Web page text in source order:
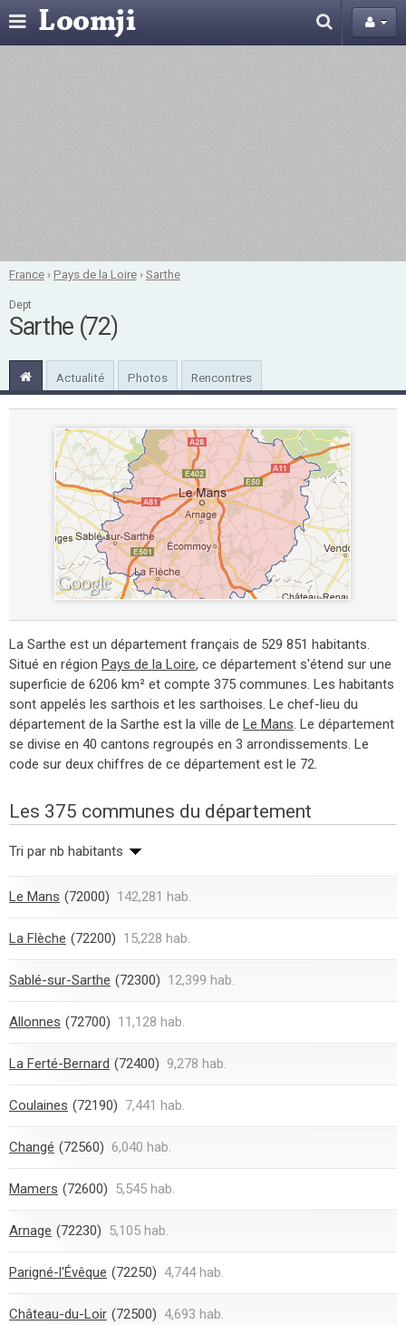
France ›Pays de la Loire ›Sarthe
Dept
Sarthe (72)
Actualité Photos Rencontres
La Sarthe est un département français de 529 851 habitants.
Situé en région Pays de la Loire, ce département s'étend sur une
superficie de 6206 km² et compte 375 communes. Les habitants
sont appelés les sarthois et les sarthoises. Le chef-lieu du
département de la Sarthe est la ville de Le Mans. Le département
se divise en 40 cantons regroupés en 3 arrondissements. Le
code sur deux chiffres de ce département est le 72.
Les 375 communes du département
Tri par nb habitants
Le Mans (72000) 142,281 hab.
La Flèche (72200) 15,228 hab.
Sablé-sur-Sarthe (72300) 12,399 hab.
Allonnes (72700) 11,128 hab.
La Ferté-Bernard (72400) 9,278 hab.
Coulaines (72190) 7,441 hab.
Changé (72560) 6,040 hab.
Mamers (72600) 5,545 hab.
Arnage (72230) 5,105 hab.
Parigné-l'Évêque (72250) 4,744 hab.
Château-du-Loir (72500) 4,693 hab.